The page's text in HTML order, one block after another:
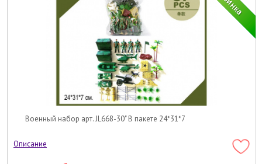
Военный набор арт. JL668-30" В пакете 24*31*7